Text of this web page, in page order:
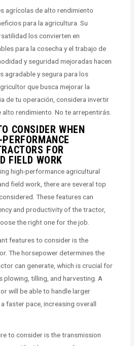
agrícolas de alto rendimiento
para la agricultura. Su
los convierten en
para la cosecha y el trabajo de
y seguridad mejoradas hacen
agradable y segura para los
que busca mejorar la
de tu operación, considera invertir
rendimiento. No te arrepentirás.
CONSIDER WHEN
FOR
FIELD WORK
high-performance agricultural
field work, there are several top
These features can
and productivity of the tractor,
the right one for the job.
features to consider is the
The horsepower determines the
can generate, which is crucial for
plowing, tilling, and harvesting. A
will be able to handle larger
faster pace, increasing overall
to consider is the transmission